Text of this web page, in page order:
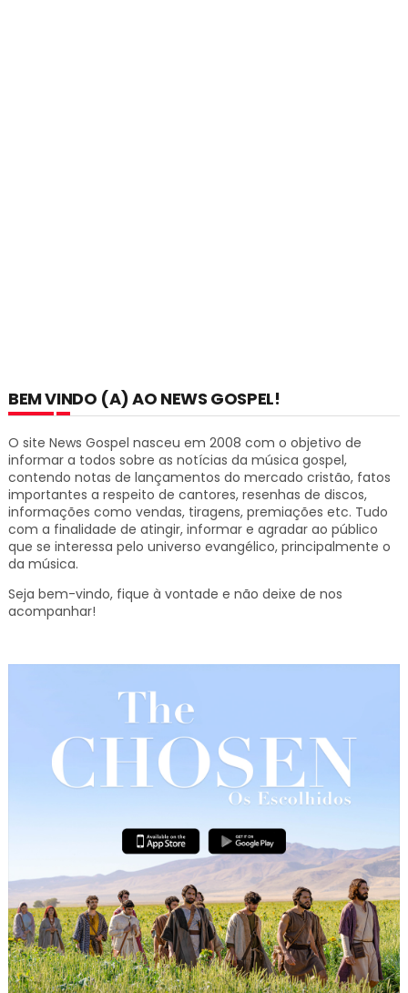
BEM VINDO (A) AO NEWS GOSPEL!
O site News Gospel nasceu em 2008 com o objetivo de
informar a todos sobre as notícias da música gospel,
contendo notas de lançamentos do mercado cristão, fatos
importantes a respeito de cantores, resenhas de discos,
informações como vendas, tiragens, premiações etc. Tudo
com a finalidade de atingir, informar e agradar ao público
que se interessa pelo universo evangélico, principalmente o
da música.
Seja bem-vindo, fique à vontade e não deixe de nos
acompanhar!